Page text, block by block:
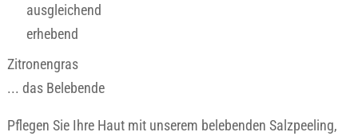
ausgleichend
erhebend
Zitronengras
... das Belebende
Pflegen Sie Ihre Haut mit unserem belebenden Salzpeeling,